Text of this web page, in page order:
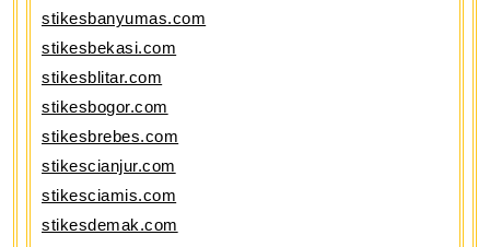
stikesbanyumas.com
stikesbekasi.com
stikesblitar.com
stikesbogor.com
stikesbrebes.com
stikescianjur.com
stikesciamis.com
stikesdemak.com